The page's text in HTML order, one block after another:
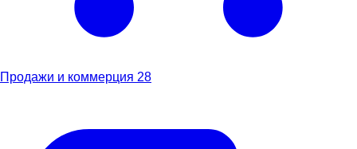
Продажи и коммерция 28